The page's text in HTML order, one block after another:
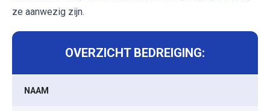
ze aanwezig zijn.
OVERZICHT BEDREIGING:
NAAM